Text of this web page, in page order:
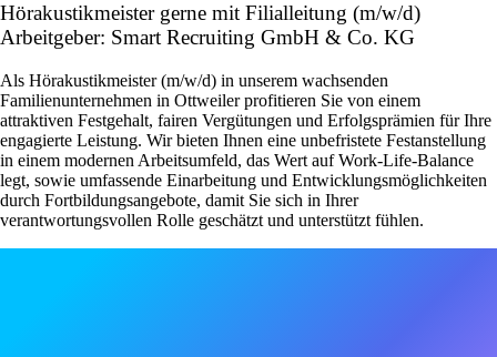
Hörakustikmeister gerne mit Filialleitung (m/w/d)
Arbeitgeber: Smart Recruiting GmbH & Co. KG
Als Hörakustikmeister (m/w/d) in unserem wachsenden
Familienunternehmen in Ottweiler profitieren Sie von einem
attraktiven Festgehalt, fairen Vergütungen und Erfolgsprämien für Ihre
engagierte Leistung. Wir bieten Ihnen eine unbefristete Festanstellung
in einem modernen Arbeitsumfeld, das Wert auf Work-Life-Balance
legt, sowie umfassende Einarbeitung und Entwicklungsmöglichkeiten
durch Fortbildungsangebote, damit Sie sich in Ihrer
verantwortungsvollen Rolle geschätzt und unterstützt fühlen.